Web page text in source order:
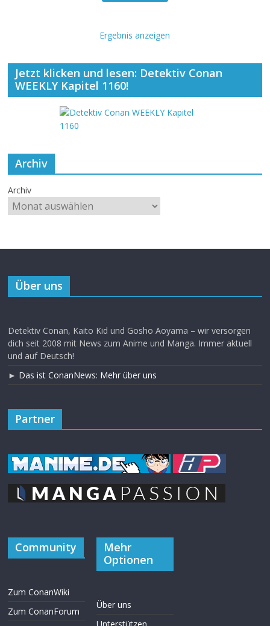
Ergebnis anzeigen
Jetzt klicken und lesen: Detektiv Conan
WEEKLY Kapitel 1160!
Archiv
Archiv
Über uns
Detektiv Conan, Kaito Kid und Gosho Aoyama – wir versorgen
dich seit 2008 mit News zum Anime und Manga. Immer aktuell
und auf Deutsch!
► Das ist ConanNews: Mehr über uns
Partner
Community
Zum ConanWiki
Zum ConanForum
Mehr
Optionen
Über uns